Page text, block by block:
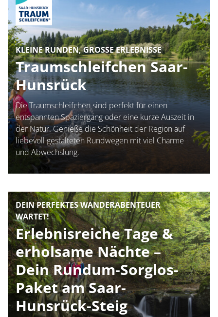
KLEINE RUNDEN, GROSSE ERLEBNISSE
Traumschleifchen Saar-
Hunsrück
Die Traumschleifchen sind perfekt für einen
entspannten Spaziergang oder eine kurze Auszeit in
der Natur. Genieße die Schönheit der Region auf
liebevoll gestalteten Rundwegen mit viel Charme
und Abwechslung.
Container
DEIN PERFEKTES WANDERABENTEUER
WARTET!
Erlebnisreiche Tage &
erholsame Nächte –
Dein Rundum-Sorglos-
Paket am Saar-
Hunsrück-Steig